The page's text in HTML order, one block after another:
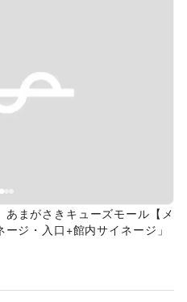
あまがさきキューズモール【メ
ジ・入口+館内サイネージ」